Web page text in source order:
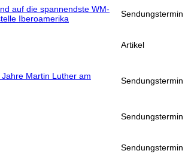
auf die spannendste WM-
Iberoamerika
Sendungstermin
Artikel
Martin Luther am
Sendungstermin
Sendungstermin
Sendungstermin